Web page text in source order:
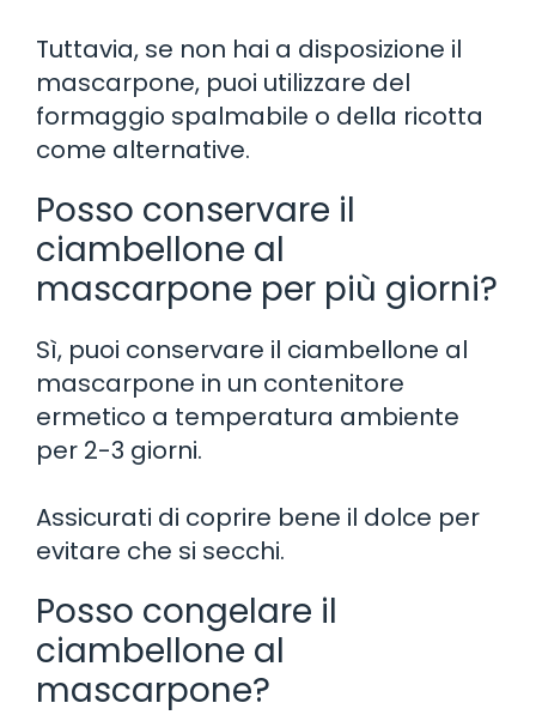
Tuttavia, se non hai a disposizione il
mascarpone, puoi utilizzare del
formaggio spalmabile o della ricotta
come alternative.
Posso conservare il
ciambellone al
mascarpone per più giorni?
Sì, puoi conservare il ciambellone al
mascarpone in un contenitore
ermetico a temperatura ambiente
per 2-3 giorni.
Assicurati di coprire bene il dolce per
evitare che si secchi.
Posso congelare il
ciambellone al
mascarpone?